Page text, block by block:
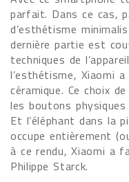
parfait. Dans ce cas,
d’esthétisme
dernière partie est
techniques de
l’esthétisme, Xiaomi
céramique. Ce choix
les boutons
Et l’éléphant dans la
occupe entièrement
à ce rendu, Xiaomi a
Philippe Starck.